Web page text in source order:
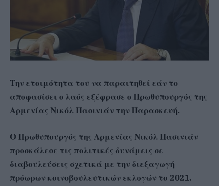
Την ετοιμότητα του να παραιτηθεί εάν το
αποφασίσει ο λαός εξέφρασε ο Πρωθυπουργός της
Αρμενίας Νικόλ Πασινιάν την Παρασκευή.
Ο Πρωθυπουργός της Αρμενίας Νικόλ Πασινιάν
προσκάλεσε τις πολιτικές δυνάμεις σε
διαβουλεύσεις σχετικά με την διεξαγωγή
πρόωρων κοινοβουλευτικών εκλογών το 2021.